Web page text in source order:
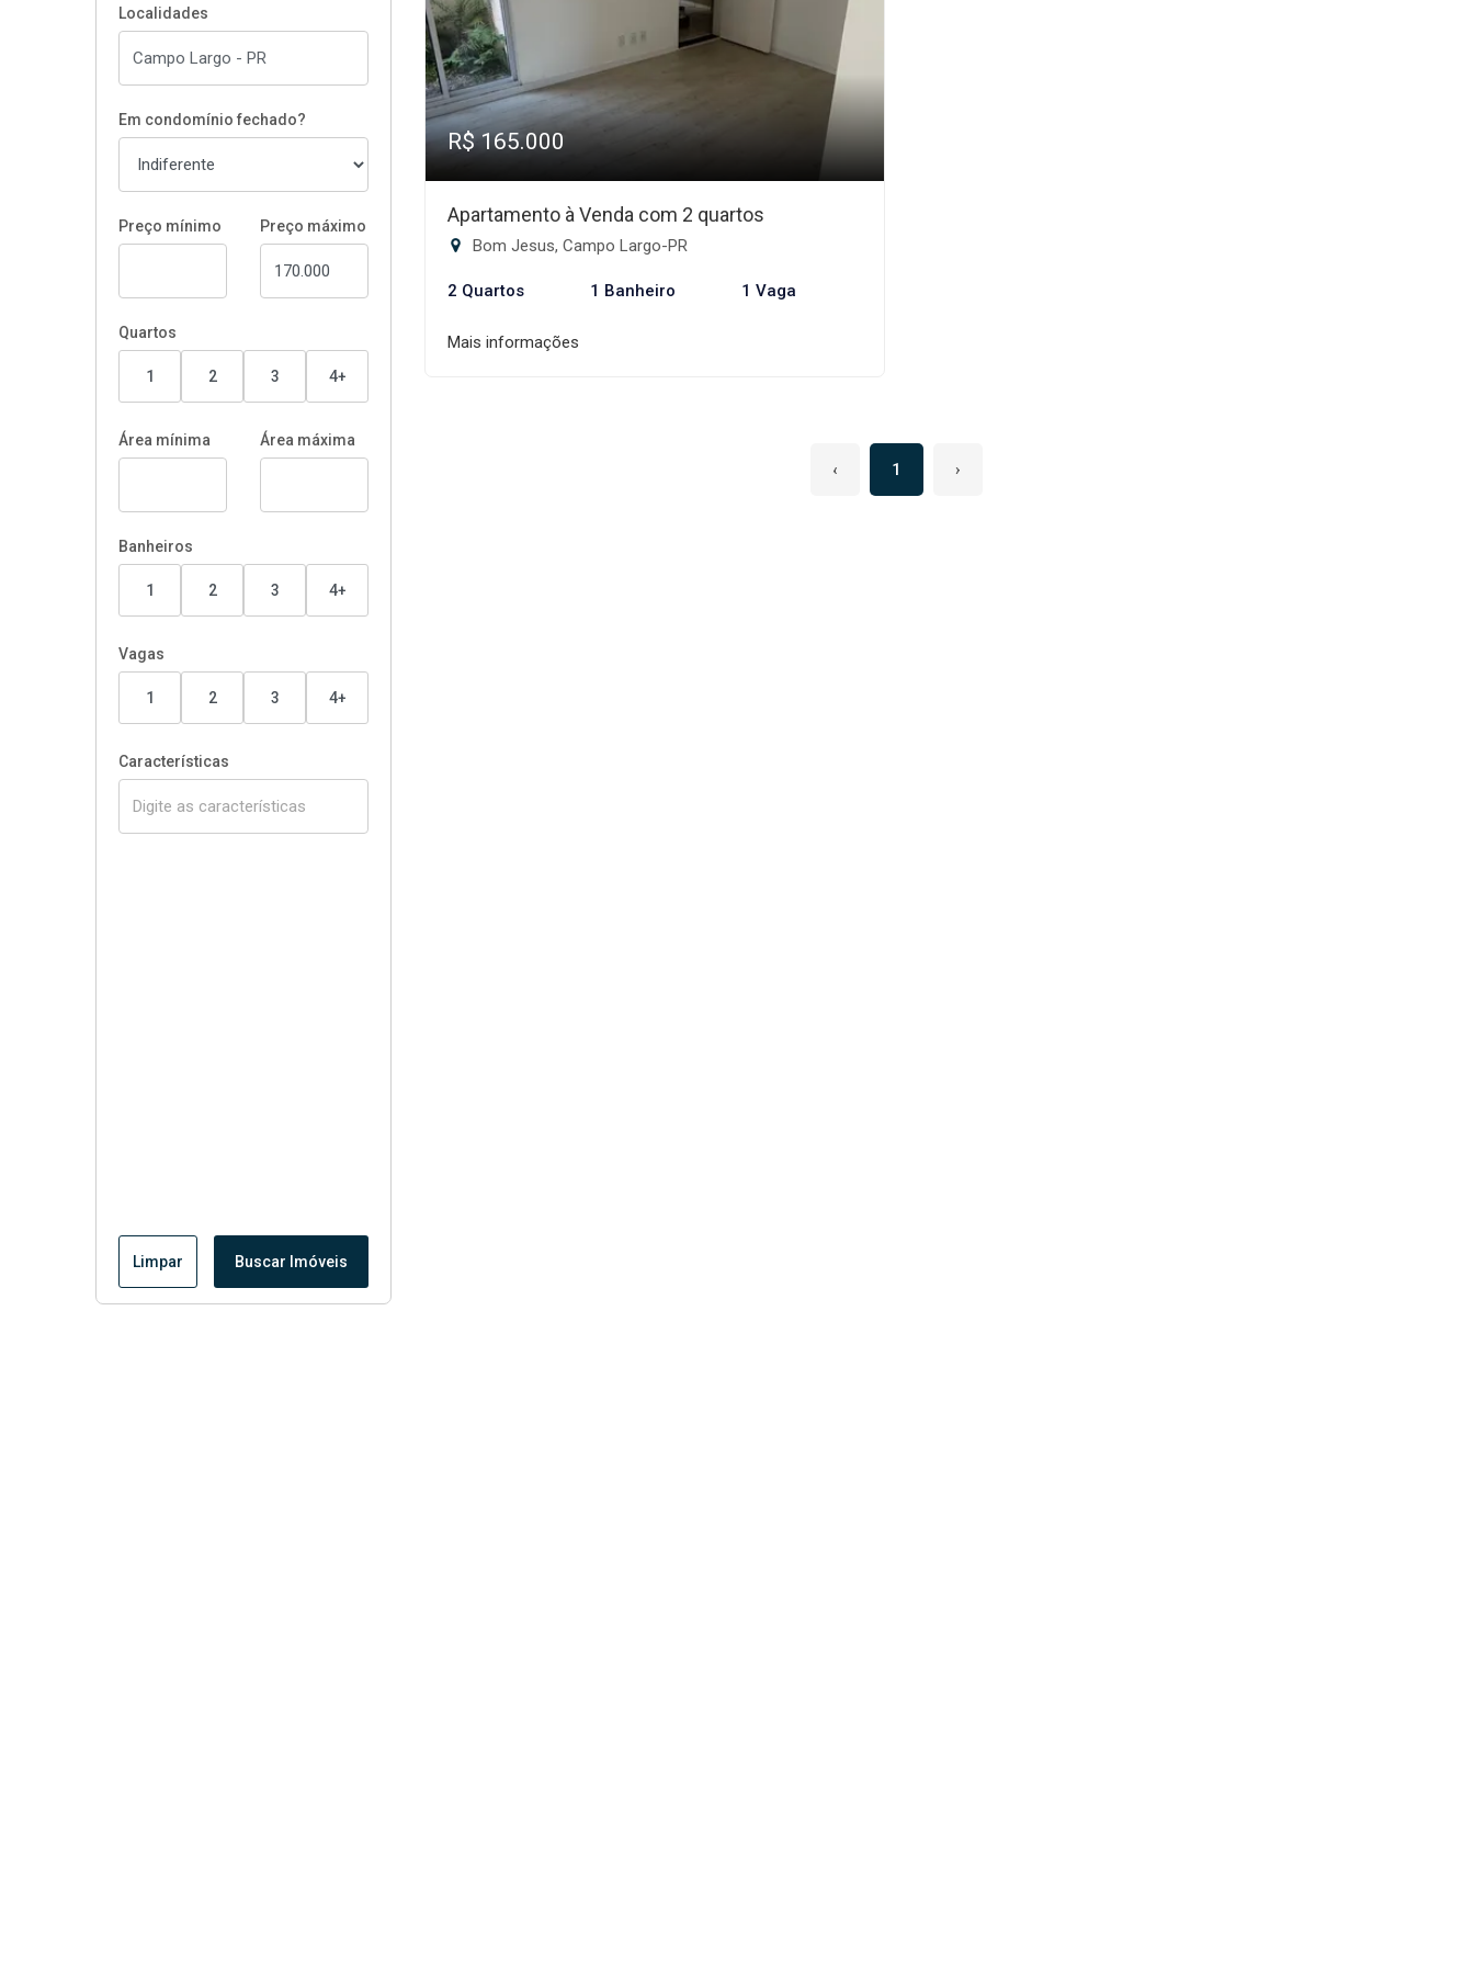
Localidades
Em condomínio fechado?
Preço mínimo Preço máximo
Quartos
1 2 3 4+
Área mínima Área máxima
Banheiros
1 2 3 4+
Vagas
1 2 3 4+
Características
Limpar Buscar Imóveis
R$ 165.000
Apartamento à Venda com 2 quartos
Bom Jesus, Campo Largo-PR
2 Quartos 1 Banheiro 1 Vaga
Mais informações
‹ 1 ›